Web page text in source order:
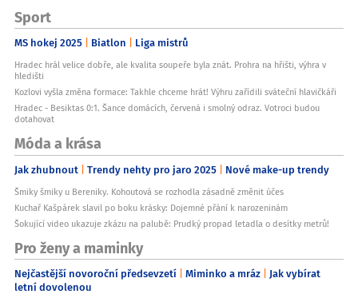
Sport
MS hokej 2025 Biatlon Liga mistrů
Hradec hrál velice dobře, ale kvalita soupeře byla znát. Prohra na hřišti, výhra v
hledišti
Kozlovi vyšla změna formace: Takhle chceme hrát! Výhru zařídili sváteční hlavičkáři
Hradec - Besiktas 0:1. Šance domácích, červená i smolný odraz. Votroci budou
dotahovat
Móda a krása
Jak zhubnout Trendy nehty pro jaro 2025 Nové make-up trendy
Šmiky šmiky u Bereniky. Kohoutová se rozhodla zásadně změnit účes
Kuchař Kašpárek slavil po boku krásky: Dojemné přání k narozeninám
Šokující video ukazuje zkázu na palubě: Prudký propad letadla o desítky metrů!
Pro ženy a maminky
Nejčastější novoroční předsevzetí Miminko a mráz Jak vybírat
letní dovolenou